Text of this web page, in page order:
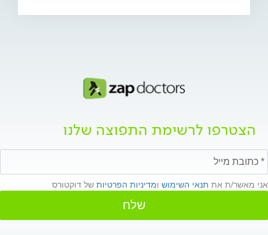
הצטרפו לרשימת התפוצה שלנו
אני מאשר/ת את תנאי השימוש ומדיניות הפרטיות של דוקטורס
שלח